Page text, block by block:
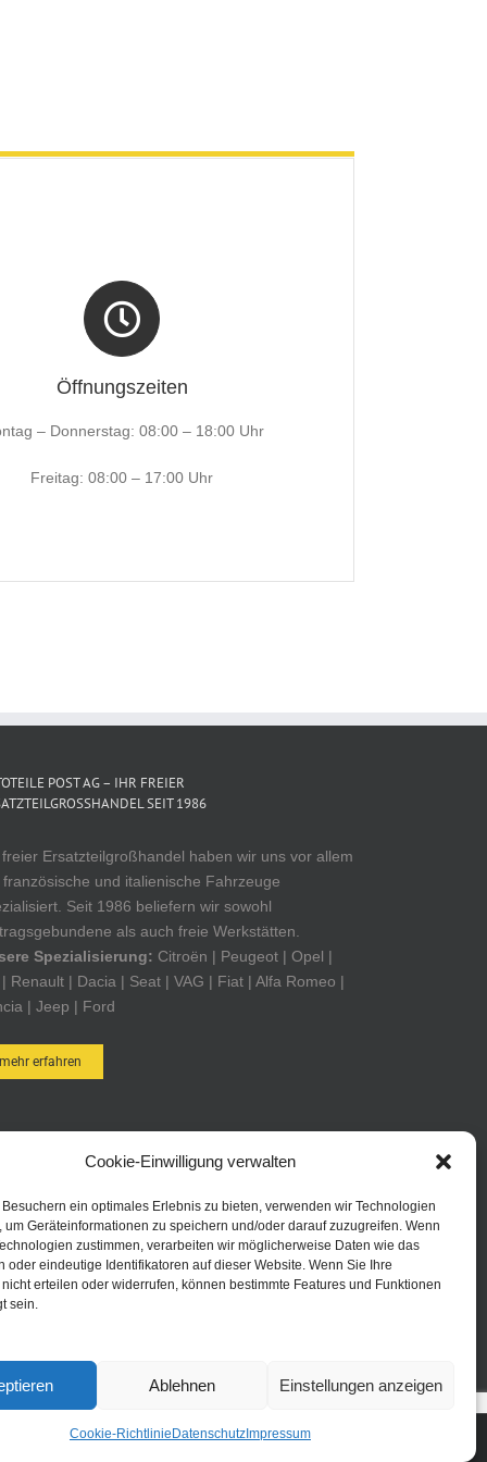
Cookie-Einwilligung verwalten
ein optimales Erlebnis zu bieten, verwenden wir Technologien
um Geräteinformationen zu speichern und/oder darauf zuzugreifen. Wenn
zustimmen, verarbeiten wir möglicherweise Daten wie das
oder eindeutige Identifikatoren auf dieser Website. Wenn Sie Ihre
erteilen oder widerrufen, können bestimmte Features und Funktionen
sein.
Ablehnen Einstellungen anzeigen
Cookie-Richtlinie DatenschutzImpressum
Öffnungszeiten
– Donnerstag: 08:00 – 18:00 Uhr
Freitag: 08:00 – 17:00 Uhr
POST AG – IHR FREIER
SEIT 1986
freier Ersatzteilgroßhandel haben wir uns vor allem
französische und italienische Fahrzeuge
Seit 1986 beliefern wir sowohl
als auch freie Werkstätten.
Spezialisierung: Citroën | Peugeot | Opel |
| Renault | Dacia | Seat | VAG | Fiat | Alfa Romeo |
| Jeep | Ford
mehr erfahren
bei Autoteile Post AG Online sind Sie in
Lage schneller zu bestellen, kennen jederzeit den
Ihrer Bestellungen und haben immer eine
Übersicht über Ihre bisherigen Bestellungen.